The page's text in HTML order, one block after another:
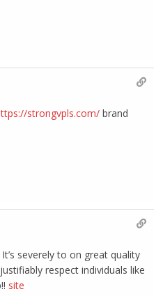
strongvpls.com/ brand
severely to on great quality
respect individuals like
site